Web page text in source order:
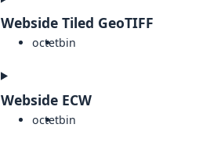
Webside Tiled GeoTIFF
octetbin
Webside ECW
octetbin